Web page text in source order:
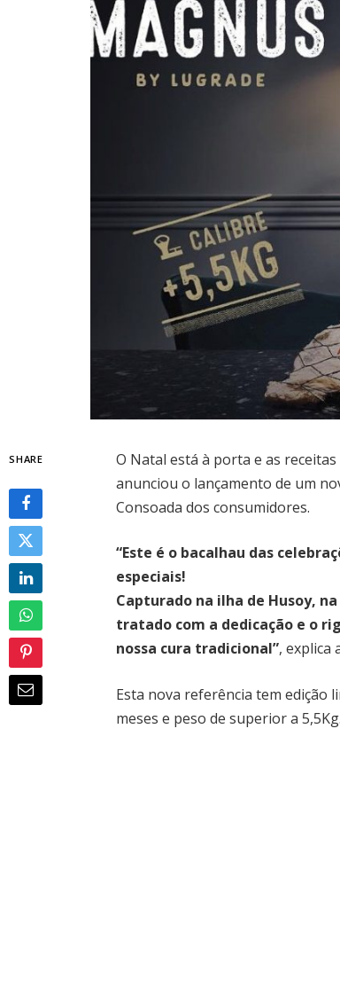
SHARE
O Natal está à porta e as
anunciou o lançamento de um
Consoada dos consumidores.
“Este é o bacalhau das
especiais!
Capturado na ilha de Husoy,
tratado com a dedicação e o
nossa cura tradicional”, explica
Esta nova referência tem edição
meses e peso de superior a 5,5Kg.